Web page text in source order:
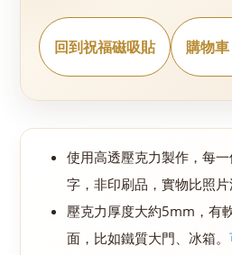
回到祝福磁吸貼 購物車
使用高透壓克力製作，每
字，非印刷品，實物比照片
壓克力厚度大約5mm，有
面， 比如鐵質大門、冰箱。